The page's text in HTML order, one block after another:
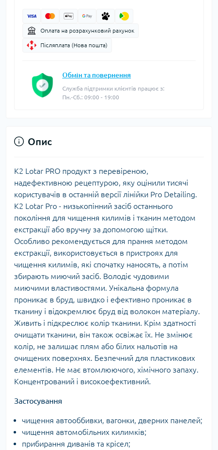
Оплата на розрахунковий рахунок
Післяплата (Нова пошта)
Обмін та повернення
Служба підтримки клієнтів працює з:
Пн.-Сб.: 09:00 - 19:00
Опис
K2 Lotar PRO продукт з перевіреною,
надефективною рецептурою, яку оцінили тисячі
користувачів в останній версії лінійки Pro Detailing.
K2 Lotar Pro - низькопінний засіб останнього
покоління для чищення килимів і тканин методом
екстракції або вручну за допомогою щітки.
Особливо рекомендується для прання методом
екстракції, використовується в пристроях для
чищення килимів, які спочатку наносять, а потім
збирають миючий засіб. Володіє чудовими
миючими властивостями. Унікальна формула
проникає в бруд, швидко і ефективно проникає в
тканину і відокремлює бруд від волокон матеріалу.
Живить і підкреслює колір тканини. Крім здатності
очищати тканини, він також освіжає їх. Не змінює
колір, не залишає плям або білих нальотів на
очищених поверхнях. Безпечний для пластикових
елементів. Не має втомлюючого, хімічного запаху.
Концентрований і високоефективний.
Застосування
чищення автооббивки, вагонки, дверних панелей;
чищення автомобільних килимків;
прибирання диванів та крісел;